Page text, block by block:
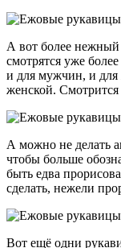
А вот более
смотрятся уже
и для мужчин, и для
женской.
А можно не делать
чтобы больше
быть едва
сделать, нежели
Вот ещё одни